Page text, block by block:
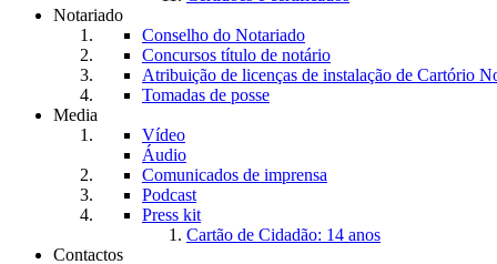
Notariado
Conselho do Notariado
Concursos título de notário
Atribuição de licenças de instalação de Cartório
Tomadas de posse
Media
Vídeo
Áudio
Comunicados de imprensa
Podcast
Press kit
Cartão de Cidadão: 14 anos
Contactos